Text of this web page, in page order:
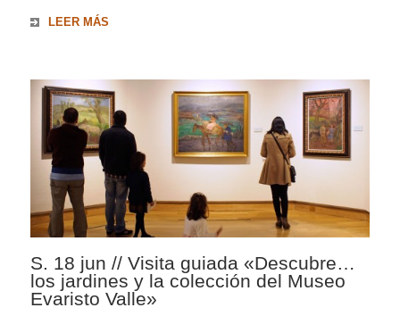
LEER MÁS
S. 18 jun // Visita guiada «Descubre…
los jardines y la colección del Museo
Evaristo Valle»